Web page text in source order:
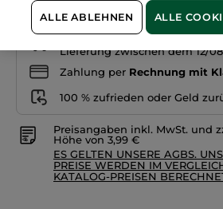
Freie Versandkosten ab 30€
Lieferung zwischen dem 12/
Zahlung per Rechnung mit
100 % zufrieden oder Geld
Preisangaben inkl. MwSt. und
Höhe von 3,99 €
ES GELTEN UNSERE AGBS.
PREISE WERDEN IM
KATALOG-PREISEN
ALLE ABLEHNEN ALLE